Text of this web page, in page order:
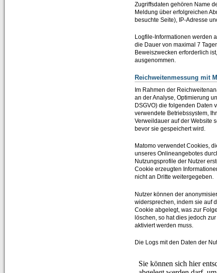
Zugriffsdaten gehören Name
Meldung über erfolgreichen
besuchte Seite), IP-Adresse
Logfile-Informationen werden
die Dauer von maximal 7
Beweiszwecken erforderlich
ausgenommen.
Reichweitenmessung mit
Im Rahmen der
an der Analyse, Optimierung
DSGVO) die folgenden Daten
verwendete Betriebssystem,
Verweildauer auf der Website
bevor sie gespeichert wird.
Matomo verwendet Cookies,
unseres Onlineangebotes
Nutzungsprofile der Nutzer
Cookie erzeugten
nicht an Dritte weitergegeben.
Nutzer können der
widersprechen, indem sie auf
Cookie abgelegt, was zur
löschen, so hat dies jedoch
aktiviert werden muss.
Die Logs mit den Daten der